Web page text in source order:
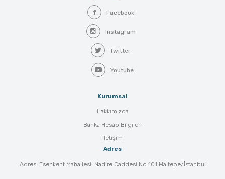
Facebook
Instagram
Twitter
Youtube
Kurumsal
Hakkımızda
Banka Hesap Bilgileri
İletişim
Adres
Adres: Esenkent Mahallesi. Nadire Caddesi No:101 Maltepe/İstanbul